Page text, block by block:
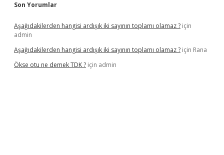
Son Yorumlar
Aşağıdakilerden hangisi ardışık iki sayının toplamı olamaz ? için
admin
Aşağıdakilerden hangisi ardışık iki sayının toplamı olamaz ? için Rana
Ökse otu ne demek TDK ? için admin